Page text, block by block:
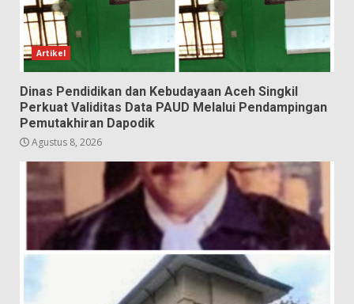
Artikel
Dinas Pendidikan dan Kebudayaan Aceh Singkil
Perkuat Validitas Data PAUD Melalui Pendampingan
Pemutakhiran Dapodik
Agustus 8, 2026